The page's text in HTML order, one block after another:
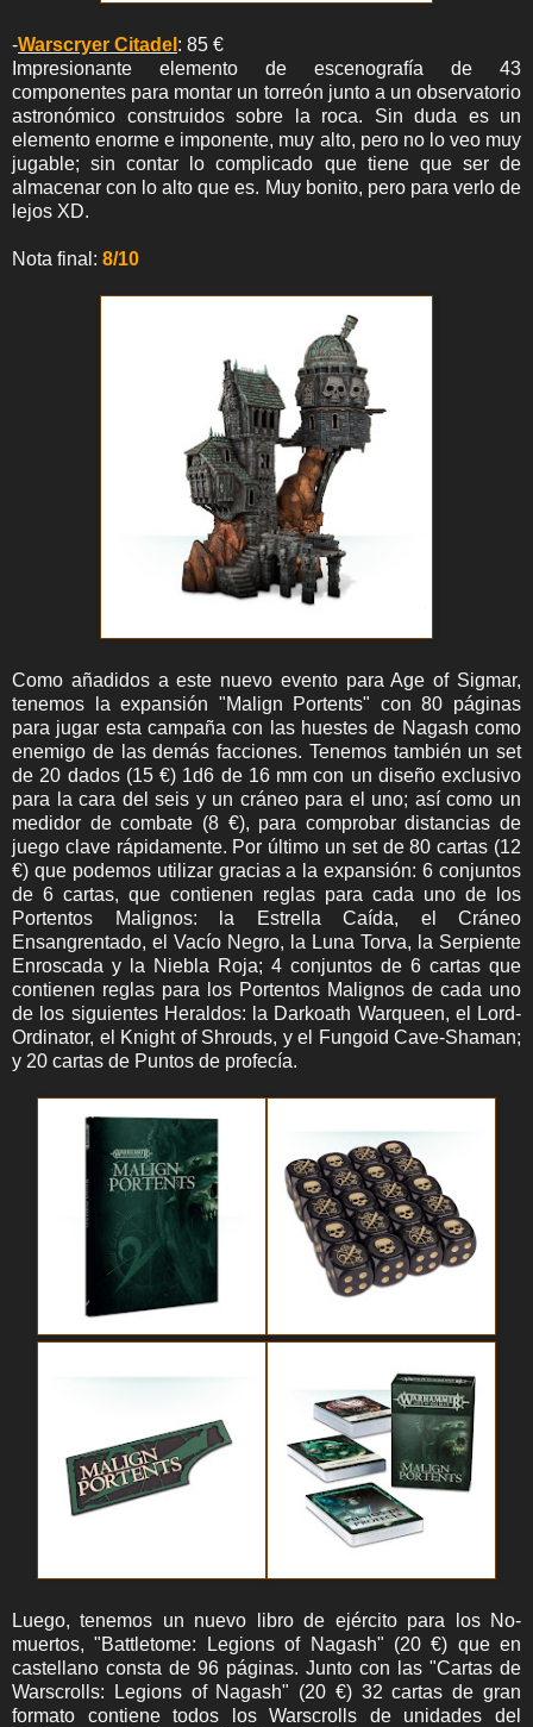
-Warscryer Citadel : 85 €
Impresionante elemento de escenografía de 43
componentes para montar un torreón junto a un observatorio
astronómico construidos sobre la roca. Sin duda es un
elemento enorme e imponente, muy alto, pero no lo veo muy
jugable; sin contar lo complicado que tiene que ser de
almacenar con lo alto que es. Muy bonito, pero para verlo de
lejos XD.
Nota final: 8/10
Como añadidos a este nuevo evento para Age of Sigmar,
tenemos la expansión "Malign Portents" con 80 páginas
para jugar esta campaña con las huestes de Nagash como
enemigo de las demás facciones. Tenemos también un set
de 20 dados (15 €) 1d6 de 16 mm con un diseño exclusivo
para la cara del seis y un cráneo para el uno; así como un
medidor de combate (8 €), para comprobar distancias de
juego clave rápidamente. Por último un set de 80 cartas (12
€) que podemos utilizar gracias a la expansión: 6 conjuntos
de 6 cartas, que contienen reglas para cada uno de los
Portentos Malignos: la Estrella Caída, el Cráneo
Ensangrentado, el Vacío Negro, la Luna Torva, la Serpiente
Enroscada y la Niebla Roja; 4 conjuntos de 6 cartas que
contienen reglas para los Portentos Malignos de cada uno
de los siguientes Heraldos: la Darkoath Warqueen, el Lord-
Ordinator, el Knight of Shrouds, y el Fungoid Cave-Shaman;
y 20 cartas de Puntos de profecía.
Luego, tenemos un nuevo libro de ejército para los No-
muertos, "Battletome: Legions of Nagash" (20 €) que en
castellano consta de 96 páginas. Junto con las "Cartas de
Warscrolls: Legions of Nagash" (20 €) 32 cartas de gran
formato contiene todos los Warscrolls de unidades del